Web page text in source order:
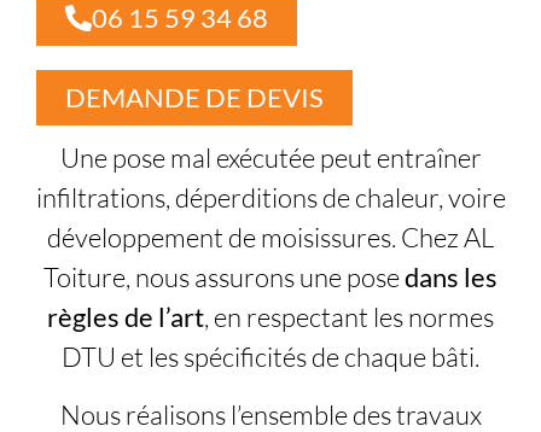
06 15 59 34 68
DEMANDE DE DEVIS
Une pose mal exécutée peut entraîner
infiltrations, déperditions de chaleur, voire
développement de moisissures. Chez AL
Toiture, nous assurons une posedans les
règles de l’art, en respectant les normes
DTU et les spécificités de chaque bâti.
Nous réalisons l’ensemble des travaux